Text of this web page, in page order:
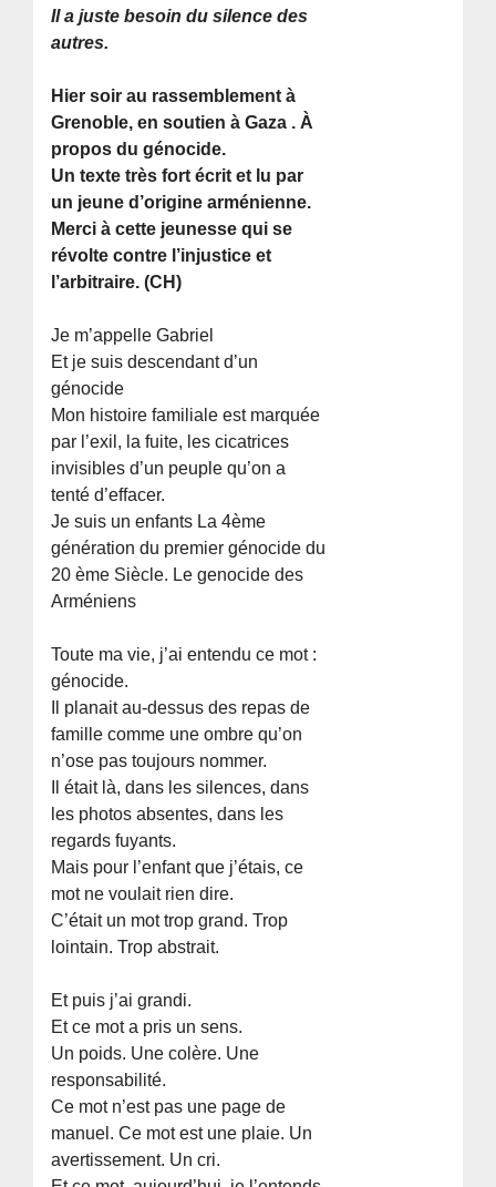
Il a juste besoin du silence des
autres.
Hier soir au rassemblement à
Grenoble, en soutien à Gaza . À
propos du génocide.
Un texte très fort écrit et lu par
un jeune d’origine arménienne.
Merci à cette jeunesse qui se
révolte contre l’injustice et
l’arbitraire. (CH)
Je m’appelle Gabriel
Et je suis descendant d’un
génocide
Mon histoire familiale est marquée
par l’exil, la fuite, les cicatrices
invisibles d’un peuple qu’on a
tenté d’effacer.
Je suis un enfants La 4ème
génération du premier génocide du
20 ème Siècle. Le genocide des
Arméniens
Toute ma vie, j’ai entendu ce mot :
génocide.
Il planait au-dessus des repas de
famille comme une ombre qu’on
n’ose pas toujours nommer.
Il était là, dans les silences, dans
les photos absentes, dans les
regards fuyants.
Mais pour l’enfant que j’étais, ce
mot ne voulait rien dire.
C’était un mot trop grand. Trop
lointain. Trop abstrait.
Et puis j’ai grandi.
Et ce mot a pris un sens.
Un poids. Une colère. Une
responsabilité.
Ce mot n’est pas une page de
manuel. Ce mot est une plaie. Un
avertissement. Un cri.